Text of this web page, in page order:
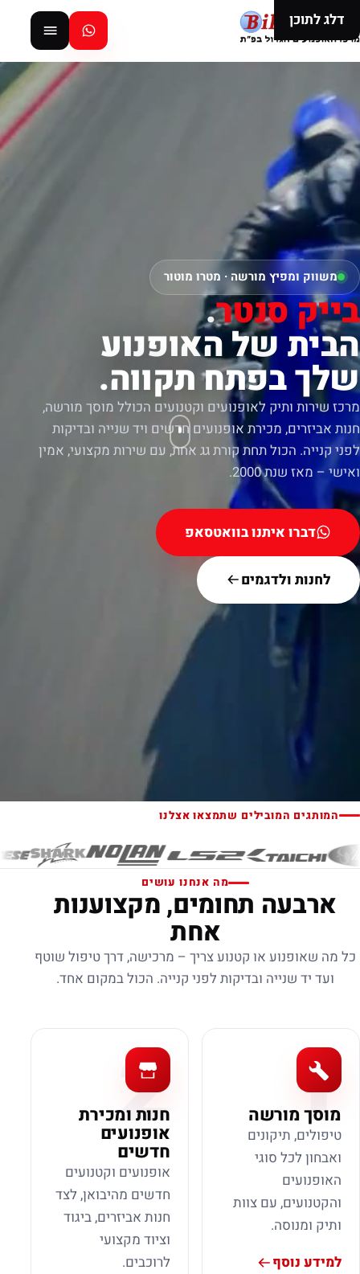
דלג לתוכן
משווק ומפיץ מורשה · מטרו מוטור
בייק סנטר.
הבית של האופנוע
שלך בפתח תקווה.
מרכז שירות ותיק לאופנועים וקטנועים הכולל מוסך מורשה,
חנות אביזרים, מכירת אופנועים חדשים ויד שנייה ובדיקות
לפני קנייה. הכול תחת קורת גג אחת, עם שירות מקצועי, אמין
ואישי – מאז שנת 2000.
דברו איתנו בוואטסאפ
לחנות ולדגמים
המותגים המובילים שתמצאו אצלנו
מה אנחנו עושים
ארבעה תחומים, מקצוענות
אחת
כל מה שאופנוע או קטנוע צריך – מרכישה, דרך טיפול שוטף
ועד יד שנייה ובדיקות לפני קנייה. הכול במקום אחד.
1
מוסך מורשה
טיפולים, תיקונים
ואבחון לכל סוגי
האופנועים
והקטנועים, עם צוות
ותיק ומנוסה.
למידע נוסף
2
חנות ומכירת
אופנועים
חדשים
אופנועים וקטנועים
חדשים מהיבואן, לצד
חנות אביזרים, ביגוד
וציוד מקצועי
לרוכבים.